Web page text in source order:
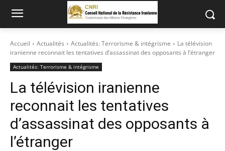
Accueil Actualités Actualités: Terrorisme & intégrisme
La télévision
iranienne reconnait les tentatives d’assassinat des opposants à l’étranger
Actualités: Terrorisme & intégrisme
La télévision iranienne
reconnait les tentatives
d’assassinat des opposants à
l’étranger